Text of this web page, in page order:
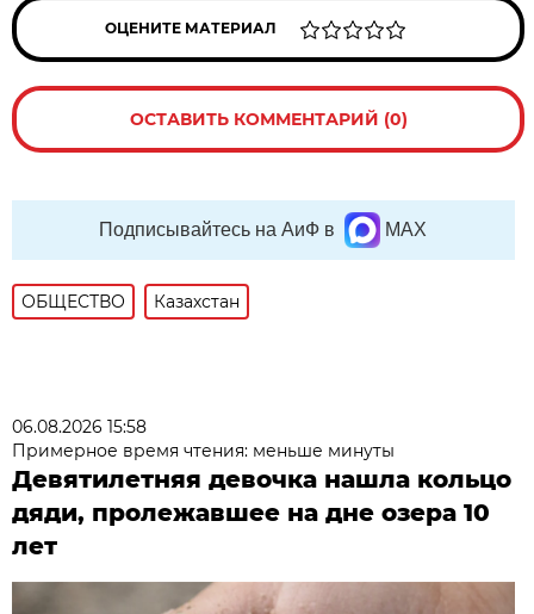
ОЦЕНИТЕ МАТЕРИАЛ
ОСТАВИТЬ КОММЕНТАРИЙ (0)
Подписывайтесь на АиФ в MAX
ОБЩЕСТВО Казахстан
06.08.2026 15:58
Примерное время чтения: меньше минуты
Девятилетняя девочка нашла кольцо
дяди, пролежавшее на дне озера 10
лет